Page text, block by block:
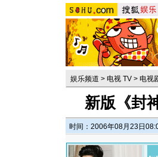
娱乐频道 > 电视 TV > 电视
新版《封
时间：2006年08月23日